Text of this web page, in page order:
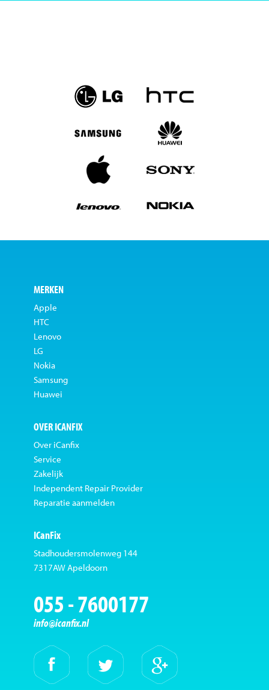
MERKEN
Apple
HTC
Lenovo
LG
Nokia
Samsung
Huawei
OVER ICANFIX
Over iCanfix
Service
Zakelijk
Independent Repair Provider
Reparatie aanmelden
ICanFix
Stadhoudersmolenweg 144
7317AW Apeldoorn
055 - 7600177
info@icanfix.nl